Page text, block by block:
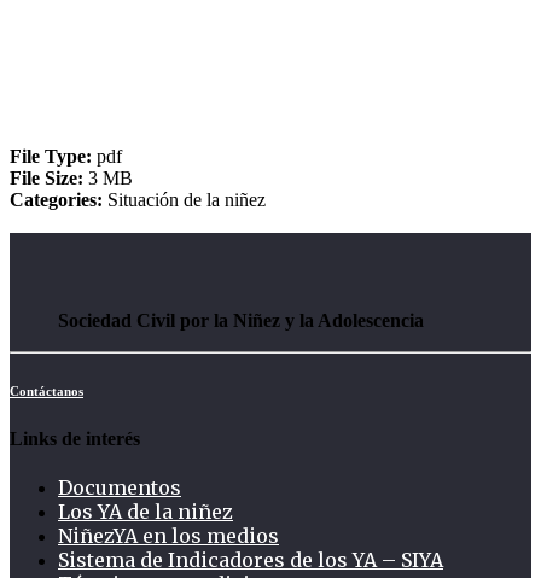
File Type: pdf
File Size: 3 MB
Categories: Situación de la niñez
Sociedad Civil por la Niñez y la Adolescencia
Contáctanos
Links de interés
Documentos
Los YA de la niñez
NiñezYA en los medios
Sistema de Indicadores de los YA – SIYA